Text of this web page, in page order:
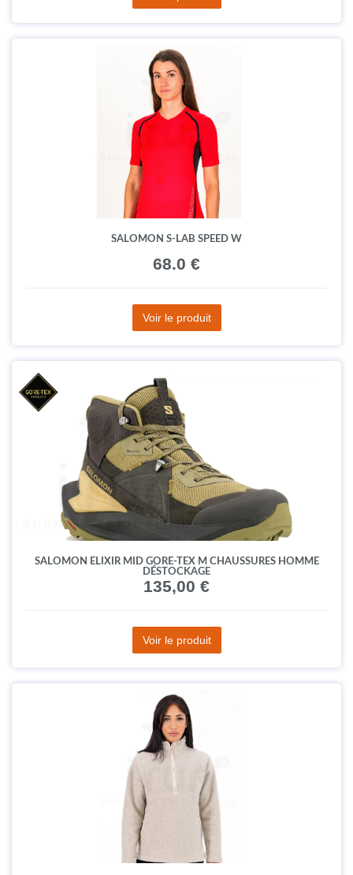
SALOMON S-LAB SPEED W
68.0 €
Voir le produit
SALOMON ELIXIR MID GORE-TEX M CHAUSSURES HOMME
DÉSTOCKAGE
135,00 €
Voir le produit